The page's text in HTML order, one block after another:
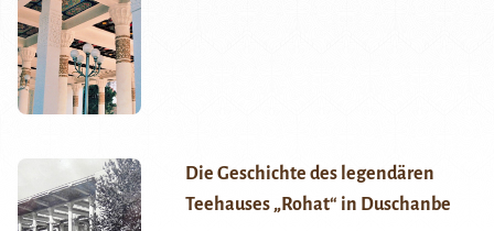
Die Geschichte des legendären
Teehauses „Rohat“ in Duschanbe